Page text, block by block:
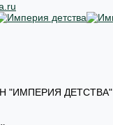
"ИМПЕРИЯ ДЕТСТВА"